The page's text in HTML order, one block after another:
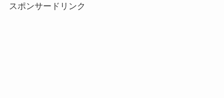
スポンサードリンク